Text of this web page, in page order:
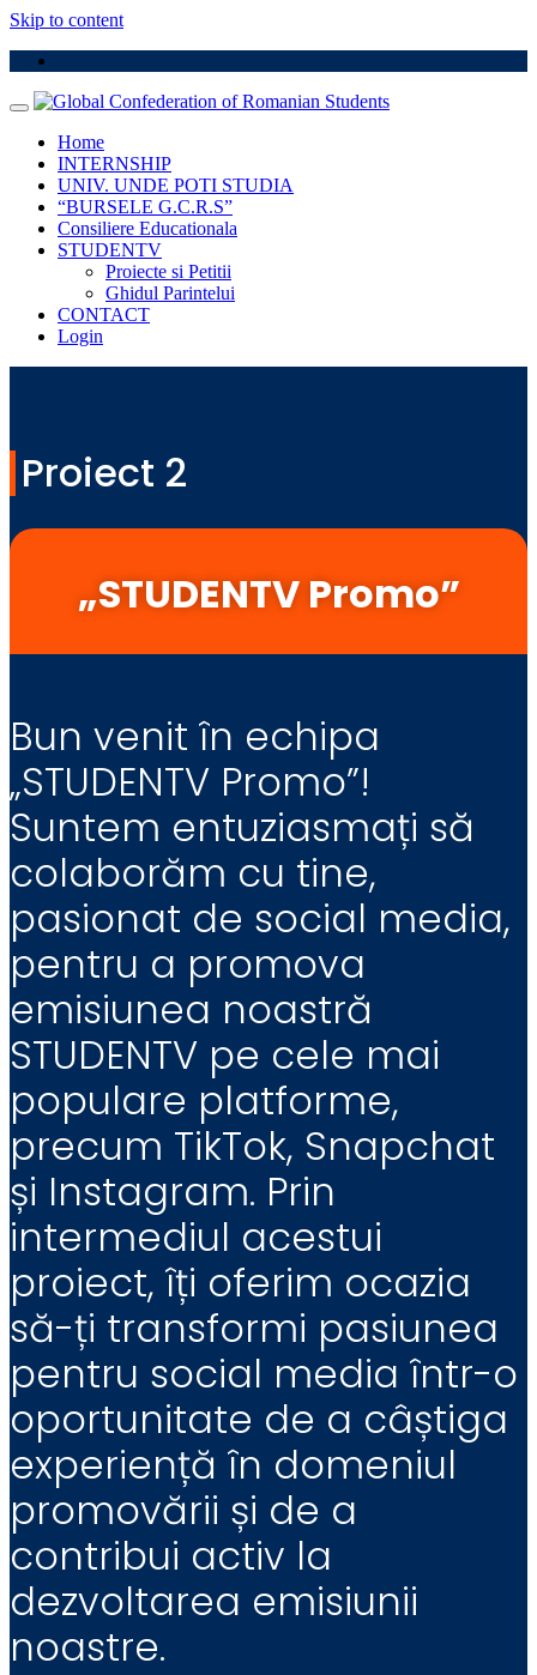
Skip to content
Home
INTERNSHIP
UNIV. UNDE POTI STUDIA
“BURSELE G.C.R.S”
Consiliere Educationala
STUDENTV
Proiecte si Petitii
Ghidul Parintelui
CONTACT
Login
Proiect 2
„STUDENTV Promo”
Bun venit în echipa
„STUDENTV Promo”!
Suntem entuziasmați să
colaborăm cu tine,
pasionat de social media,
pentru a promova
emisiunea noastră
STUDENTV pe cele mai
populare platforme,
precum TikTok, Snapchat
și Instagram. Prin
intermediul acestui
proiect, îți oferim ocazia
să-ți transformi pasiunea
pentru social media într-o
oportunitate de a câștiga
experiență în domeniul
promovării și de a
contribui activ la
dezvoltarea emisiunii
noastre.